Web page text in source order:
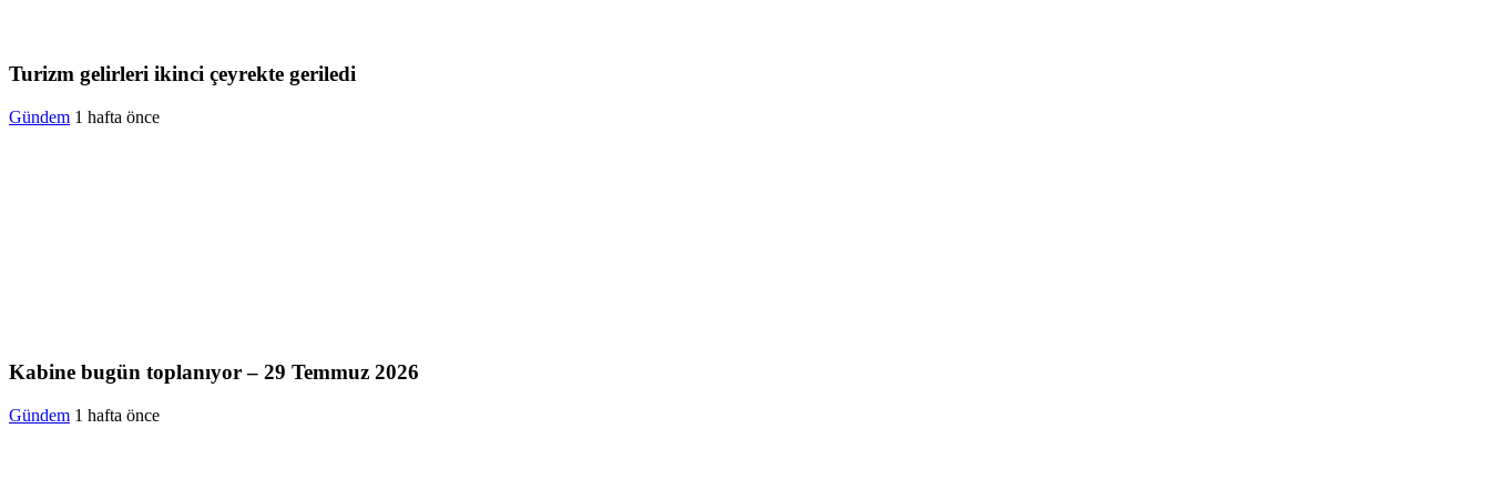
Turizm gelirleri ikinci çeyrekte geriledi
Gündem 1 hafta önce
Kabine bugün toplanıyor – 29 Temmuz 2026
Gündem 1 hafta önce